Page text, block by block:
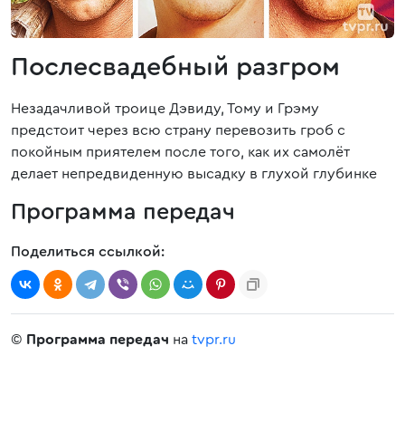
Послесвадебный разгром
Незадачливой троице Дэвиду, Тому и Грэму
предстоит через всю страну перевозить гроб с
покойным приятелем после того, как их самолёт
делает непредвиденную высадку в глухой глубинке
Программа передач
Поделиться ссылкой:
© Программа передач на tvpr.ru